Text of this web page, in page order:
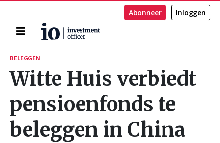
Home
Abonneer Inloggen
Zoeken
BELEGGEN
Witte Huis verbiedt
pensioenfonds te
beleggen in China